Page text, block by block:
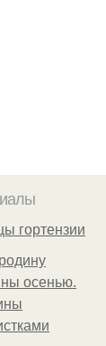
гортензии
осенью.